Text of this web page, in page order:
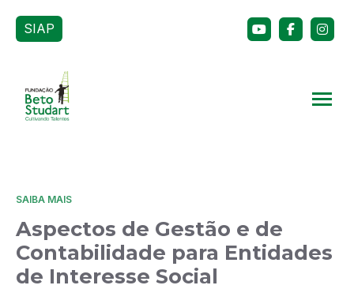
SIAP
SAIBA MAIS
Aspectos de Gestão e de
Contabilidade para Entidades
de Interesse Social